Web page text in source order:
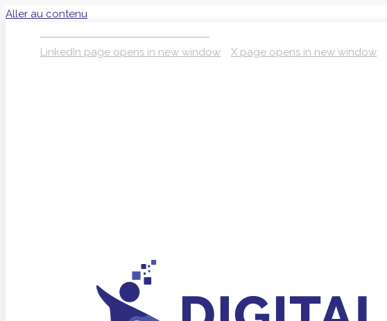
Aller au contenu
LinkedIn page opens in new window X page opens in new window